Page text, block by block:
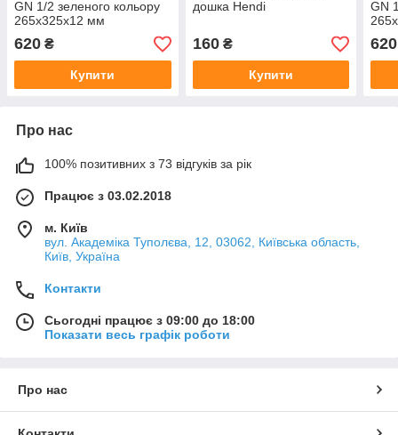
GN 1/2 зеленого кольору
265x325x12 мм
620 ₴
Купити
дошка Hendi
160₴
Купити
GN
620
Про нас
100% позитивних з 73 відгуків за рік
Працює з 03.02.2018
м. Київ
вул. Академіка Туполєва, 12, 03062, Київська область,
Київ, Україна
Контакти
Сьогодні працює з 09:00 до 18:00
Показати весь графік роботи
Про нас